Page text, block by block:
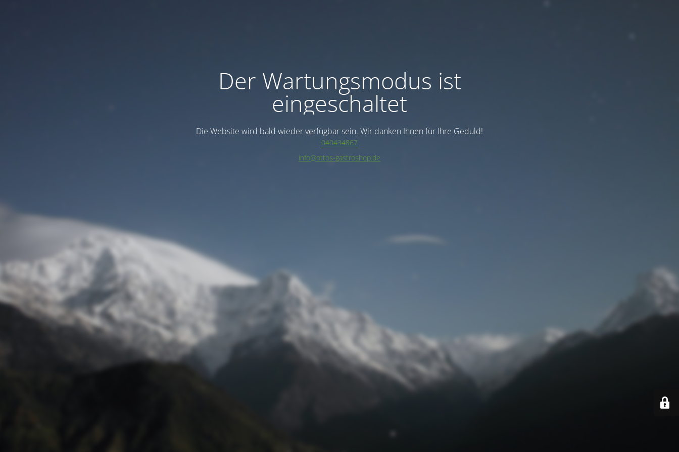
Der Wartungsmodus ist
eingeschaltet
Die Website wird bald wieder verfügbar sein. Wir danken Ihnen für Ihre Geduld!
040434867
info@ottos-gastroshop.de